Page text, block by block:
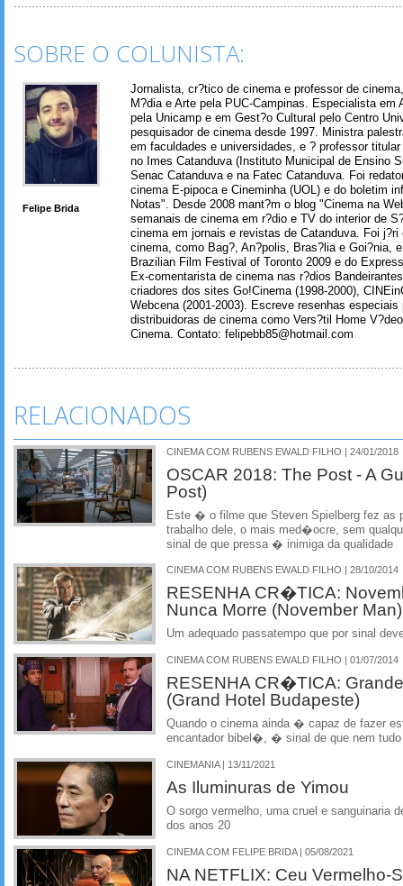
SOBRE O COLUNISTA:
Felipe Brida
Jornalista, cr?tico de cinema e professor de
M?dia e Arte pela PUC-Campinas. Especialista em
pela Unicamp e em Gest?o Cultural pelo Centro
pesquisador de cinema desde 1997. Ministra
em faculdades e universidades, e ? professor
no Imes Catanduva (Instituto Municipal de Ensino
Senac Catanduva e na Fatec Catanduva. Foi
cinema E-pipoca e Cineminha (UOL) e do boletim
Notas". Desde 2008 mant?m o blog "Cinema na
semanais de cinema em r?dio e TV do interior de
cinema em jornais e revistas de Catanduva. Foi
cinema, como Bag?, An?polis, Bras?lia e Goi?nia,
Brazilian Film Festival of Toronto 2009 e do
Ex-comentarista de cinema nas r?dios
criadores dos sites Go!Cinema (1998-2000),
Webcena (2001-2003). Escreve resenhas especiais
distribuidoras de cinema como Vers?til Home
Cinema. Contato: felipebb85@hotmail.com
RELACIONADOS
CINEMA COM RUBENS EWALD FILHO | 24/01/2018
OSCAR 2018: The Post - A
Post)
Este � o filme que Steven Spielberg fez as
trabalho dele, o mais med�ocre, sem
sinal de que pressa � inimiga da qualidade
CINEMA COM RUBENS EWALD FILHO | 28/10/2014
RESENHA CR�TICA:
Nunca Morre (November Man)
Um adequado passatempo que por sinal
CINEMA COM RUBENS EWALD FILHO | 01/07/2014
RESENHA CR�TICA:
(Grand Hotel Budapeste)
Quando o cinema ainda � capaz de fazer
encantador bibel�, � sinal de que nem tudo
CINEMANIA | 13/11/2021
As Iluminuras de Yimou
O sorgo vermelho, uma cruel e sanguinaria
dos anos 20
CINEMA COM FELIPE BRIDA | 05/08/2021
NA NETFLIX: Ceu Vermelho-